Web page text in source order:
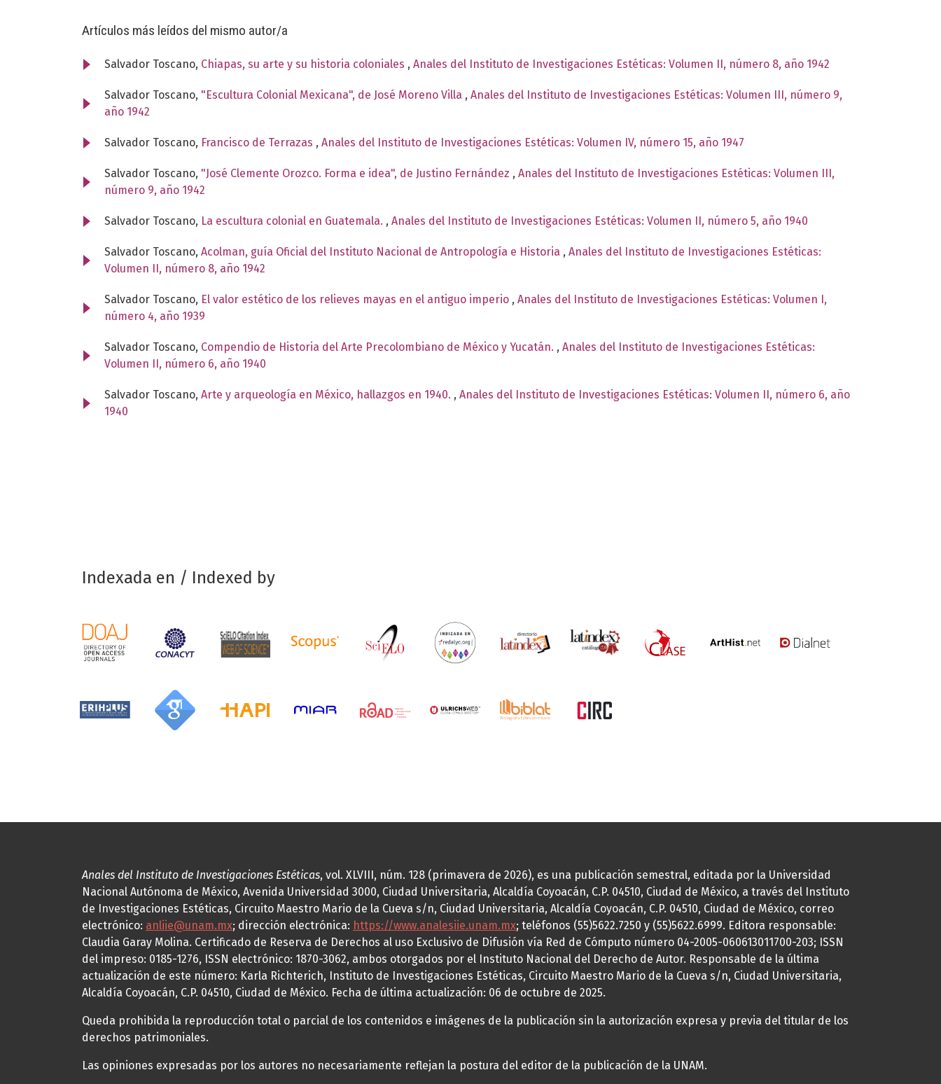
Artículos más leídos del mismo autor/a
Salvador Toscano, Chiapas, su arte y su historia coloniales , Anales del Instituto de Investigaciones Estéticas: Volumen II, número 8, año 1942
Salvador Toscano, "Escultura Colonial Mexicana", de José Moreno Villa , Anales del Instituto de Investigaciones Estéticas: Volumen III, número 9,
año 1942
Salvador Toscano, Francisco de Terrazas , Anales del Instituto de Investigaciones Estéticas: Volumen IV, número 15, año 1947
Salvador Toscano, "José Clemente Orozco. Forma e idea", de Justino Fernández , Anales del Instituto de Investigaciones Estéticas: Volumen III,
número 9, año 1942
Salvador Toscano, La escultura colonial en Guatemala. , Anales del Instituto de Investigaciones Estéticas: Volumen II, número 5, año 1940
Salvador Toscano, Acolman, guía Oficial del Instituto Nacional de Antropología e Historia , Anales del Instituto de Investigaciones Estéticas:
Volumen II, número 8, año 1942
Salvador Toscano, El valor estético de los relieves mayas en el antiguo imperio , Anales del Instituto de Investigaciones Estéticas: Volumen I,
número 4, año 1939
Salvador Toscano, Compendio de Historia del Arte Precolombiano de México y Yucatán. , Anales del Instituto de Investigaciones Estéticas:
Volumen II, número 6, año 1940
Salvador Toscano, Arte y arqueología en México, hallazgos en 1940. , Anales del Instituto de Investigaciones Estéticas: Volumen II, número 6, año
1940
Indexada en / Indexed by
Anales del Instituto de Investigaciones Estéticas, vol. XLVIII, núm. 128 (primavera de 2026), es una publicación semestral, editada por la Universidad
Nacional Autónoma de México, Avenida Universidad 3000, Ciudad Universitaria, Alcaldía Coyoacán, C.P. 04510, Ciudad de México, a través del Instituto
de Investigaciones Estéticas, Circuito Maestro Mario de la Cueva s/n, Ciudad Universitaria, Alcaldía Coyoacán, C.P. 04510, Ciudad de México, correo
electrónico: anliie@unam.mx; dirección electrónica: https://www.analesiie.unam.mx; teléfonos (55)5622.7250 y (55)5622.6999. Editora responsable:
Claudia Garay Molina. Certificado de Reserva de Derechos al uso Exclusivo de Difusión vía Red de Cómputo número 04-2005-060613011700-203; ISSN
del impreso: 0185-1276, ISSN electrónico: 1870-3062, ambos otorgados por el Instituto Nacional del Derecho de Autor. Responsable de la última
actualización de este número: Karla Richterich, Instituto de Investigaciones Estéticas, Circuito Maestro Mario de la Cueva s/n, Ciudad Universitaria,
Alcaldía Coyoacán, C.P. 04510, Ciudad de México. Fecha de última actualización: 06 de octubre de 2025.
Queda prohibida la reproducción total o parcial de los contenidos e imágenes de la publicación sin la autorización expresa y previa del titular de los
derechos patrimoniales.
Las opiniones expresadas por los autores no necesariamente reflejan la postura del editor de la publicación de la UNAM.